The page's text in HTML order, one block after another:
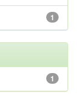
1
1